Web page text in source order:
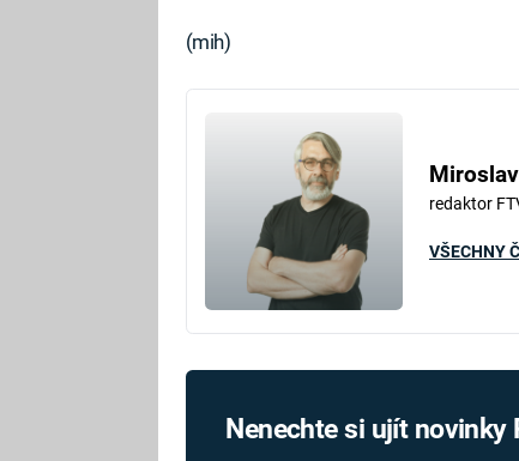
(mih)
redaktor
VŠECHNY
Nenechte si ujít novinky